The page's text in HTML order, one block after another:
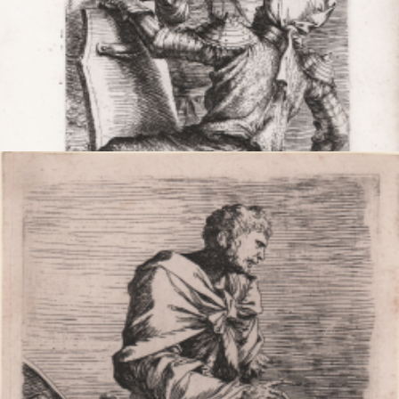
Due soldati di fronte ad un terzo
Salvator ROSA
Riferimento:
S11759
Misure:
90 x 140 mm